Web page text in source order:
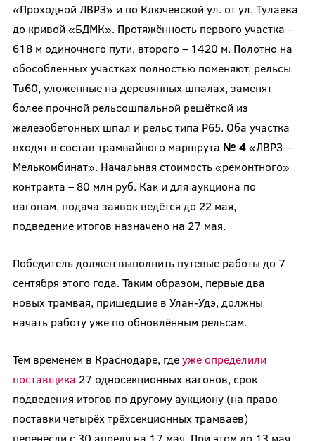
«Проходной ЛВРЗ» и по Ключевской ул. от ул. Тулаева
до кривой «БДМК». Протяжённость первого участка –
618 м одиночного пути, второго – 1420 м. Полотно на
обособленных участках полностью поменяют, рельсы
Тв60, уложенные на деревянных шпалах, заменят
более прочной рельсошпальной решёткой из
железобетонных шпал и рельс типа Р65. Оба участка
входят в состав трамвайного маршрута № 4«ЛВРЗ –
Мелькомбинат». Начальная стоимость «ремонтного»
контракта – 80 млн руб. Как и для аукциона по
вагонам, подача заявок ведётся до 22 мая,
подведение итогов назначено на 27 мая.
Победитель должен выполнить путевые работы до 7
сентября этого года. Таким образом, первые два
новых трамвая, пришедшие в Улан-Удэ, должны
начать работу уже по обновлённым рельсам.
Тем временем в Краснодаре, гдеуже определили
поставщика 27 односекционных вагонов, срок
подведения итогов по другому аукциону (на право
поставки четырёх трёхсекционных трамваев)
перенесли с 30 апреля на 17 мая. При этом до 13 мая